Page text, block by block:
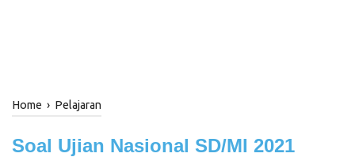
Home › Pelajaran
Soal Ujian Nasional SD/MI 2021